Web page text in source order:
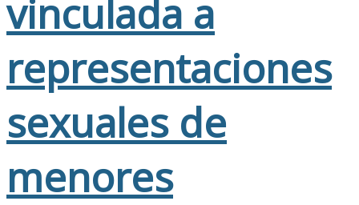
vinculada a
representaciones
sexuales de
menores